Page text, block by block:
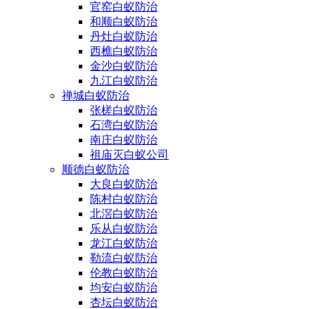
官窑白蚁防治
和顺白蚁防治
丹灶白蚁防治
西樵白蚁防治
金沙白蚁防治
九江白蚁防治
禅城白蚁防治
张槎白蚁防治
石湾白蚁防治
南庄白蚁防治
祖庙灭白蚁公司
顺德白蚁防治
大良白蚁防治
陈村白蚁防治
北滘白蚁防治
乐从白蚁防治
龙江白蚁防治
勒流白蚁防治
伦教白蚁防治
均安白蚁防治
杏坛白蚁防治